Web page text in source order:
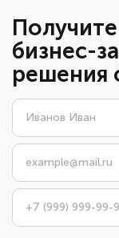
бизнес-
решения